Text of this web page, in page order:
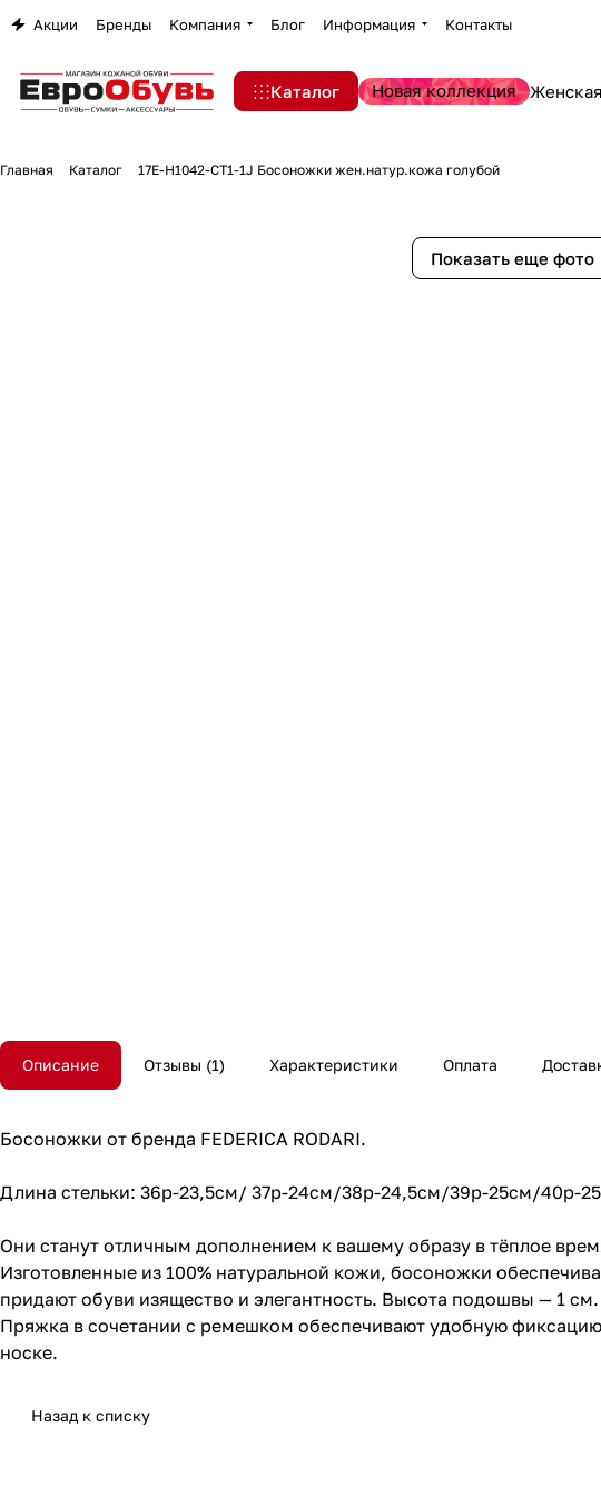
Акции Бренды Компания Блог Информация Контакты
Каталог Новая коллекция
Главная Каталог 17E-H1042-CT1-1J Босоножки жен.натур.кожа голубой
Показать еще фото
Описание Отзывы 1 Характеристики Оплата
Босоножки от бренда FEDERICA RODARI.
Длина стельки: 36р-23,5см/ 37р-24см/38р-24,5см/39р-25см/40р-
Они станут отличным дополнением к вашему образу в тёплое
Изготовленные из 100% натуральной кожи, босоножки
придают обуви изящество и элегантность. Высота подошвы — 1 см.
Пряжка в сочетании с ремешком обеспечивают удобную
носке.
Назад к списку